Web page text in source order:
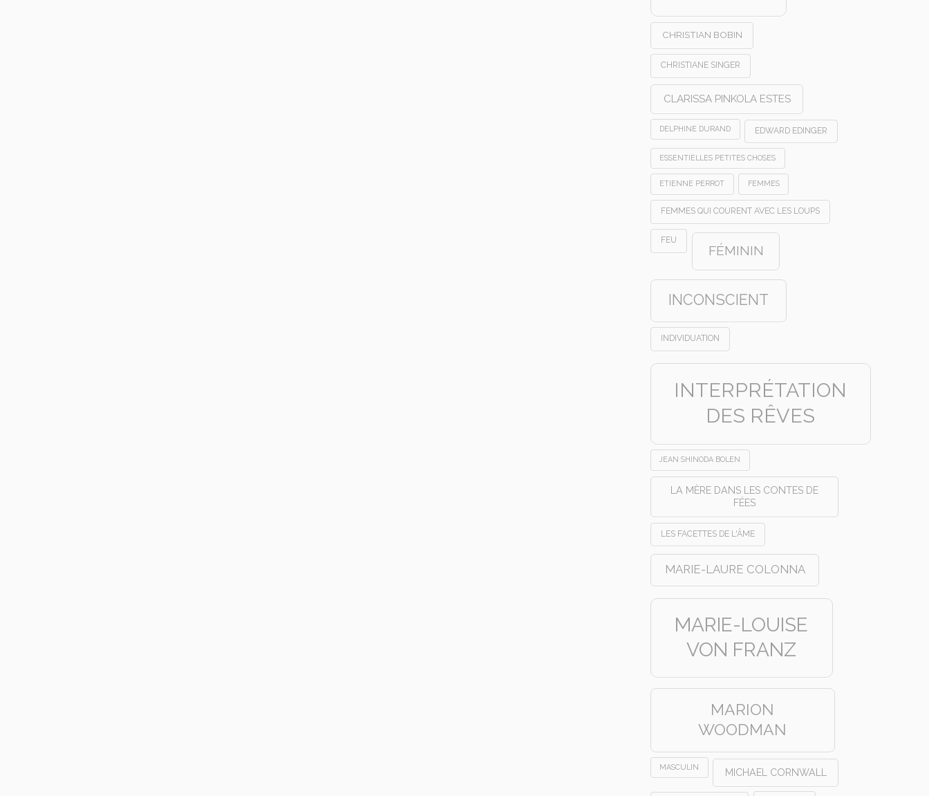
CHRISTIAN BOBIN
CHRISTIANE SINGER
CLARISSA PINKOLA ESTES
DELPHINE DURAND EDWARD EDINGER
ESSENTIELLES PETITES CHOSES
ETIENNE PERROT FEMMES
FEMMES QUI COURENT AVEC LES LOUPS
FEU
FÉMININ
INCONSCIENT
INDIVIDUATION
INTERPRÉTATION
DES RÊVES
JEAN SHINODA BOLEN
LA MÈRE DANS LES CONTES DE
FÉES
LES FACETTES DE L'ÂME
MARIE-LAURE COLONNA
MARIE-LOUISE
VON FRANZ
MARION
WOODMAN
MASCULIN MICHAEL CORNWALL